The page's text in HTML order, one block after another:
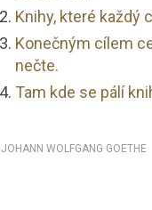
Knihy, které každý
Konečným cílem
nečte.
Tam kde se pálí
JOHANN WOLFGANG GOETHE